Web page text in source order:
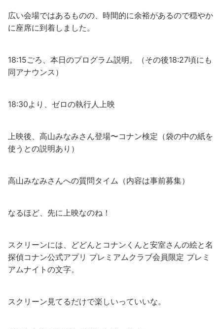
広い会場ではあるものの、時間的に余裕があるので穏やか
に座席に到着しました。
18:15ごろ、本日のプログラム説明。（その後18:27頃にも
同アナウンス）
18:30より、ゼロの執行人上映
上映後、高山みなみさん登場〜コナン検定（袋の中の紙を
使うとの説明あり）
高山みなみさんへの質問タイム（内容は事前募集）
なるほど、先に上映なのね！
スクリーンには、どどんとコナンくんと安室さんの絵と名
探偵コナン公式アプリ プレミアムクラブ会員限定 プレミ
アムナイトの文字。
スクリーン見てるだけで楽しいっていいな。